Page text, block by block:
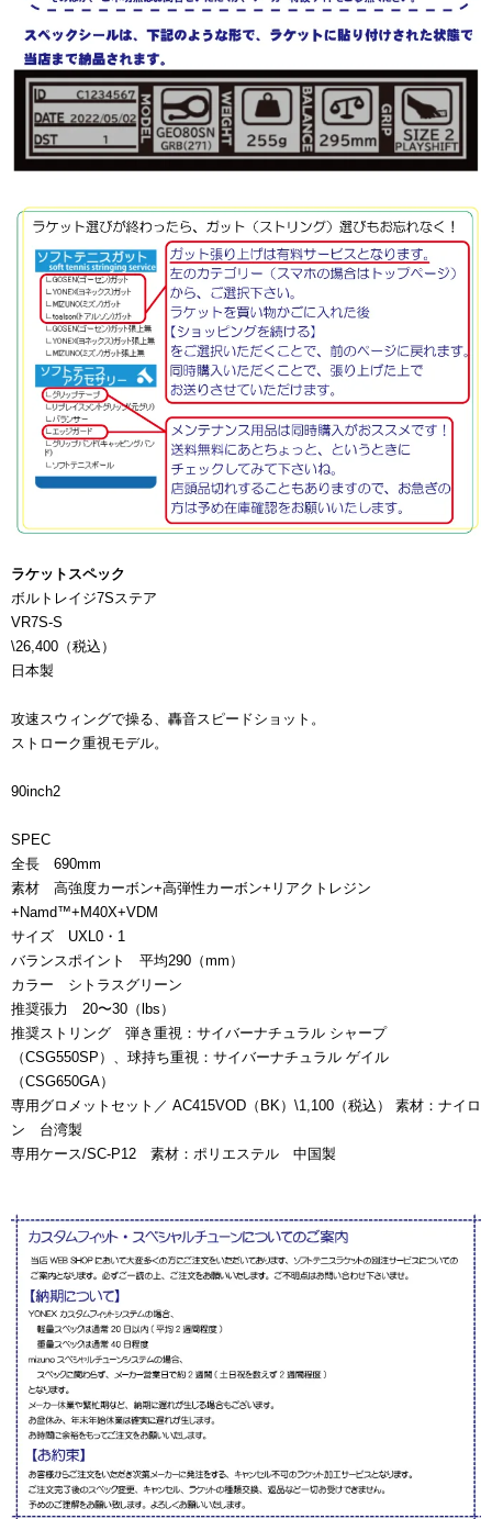
ラケットスペック
ボルトレイジ7Sステア
VR7S-S
\26,400（税込）
日本製
攻速スウィングで操る、轟音スピードショット。
ストローク重視モデル。
90inch2
SPEC
全長 690mm
素材 高強度カーボン+高弾性カーボン+リアクトレジン
+Namd™️+M40X+VDM
サイズ UXL0・1
バランスポイント 平均290（mm）
カラー シトラスグリーン
推奨張力 20〜30（lbs）
推奨ストリング 弾き重視：サイバーナチュラル シャープ
（CSG550SP）、球持ち重視：サイバーナチュラル ゲイル
（CSG650GA）
専用グロメットセット／ AC415VOD（BK）\1,100（税込） 素材：ナイロ
ン 台湾製
専用ケース/SC-P12 素材：ポリエステル 中国製